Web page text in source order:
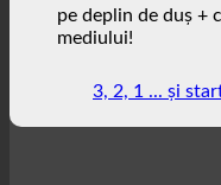
3, 2, 1 ... și start!